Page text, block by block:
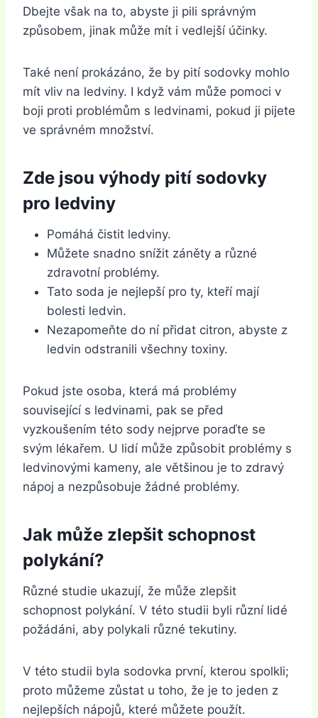
Dbejte však na to, abyste ji pili správným
způsobem, jinak může mít i vedlejší účinky.
Také není prokázáno, že by pití sodovky mohlo
mít vliv na ledviny. I když vám může pomoci v
boji proti problémům s ledvinami, pokud ji pijete
ve správném množství.
Zde jsou výhody pití sodovky
pro ledviny
Pomáhá čistit ledviny.
Můžete snadno snížit záněty a různé
zdravotní problémy.
Tato soda je nejlepší pro ty, kteří mají
bolesti ledvin.
Nezapomeňte do ní přidat citron, abyste z
ledvin odstranili všechny toxiny.
Pokud jste osoba, která má problémy
související s ledvinami, pak se před
vyzkoušením této sody nejprve poraďte se
svým lékařem. U lidí může způsobit problémy s
ledvinovými kameny, ale většinou je to zdravý
nápoj a nezpůsobuje žádné problémy.
Jak může zlepšit schopnost
polykání?
Různé studie ukazují, že může zlepšit
schopnost polykání. V této studii byli různí lidé
požádáni, aby polykali různé tekutiny.
V této studii byla sodovka první, kterou spolkli;
proto můžeme zůstat u toho, že je to jeden z
nejlepších nápojů, které můžete použít.